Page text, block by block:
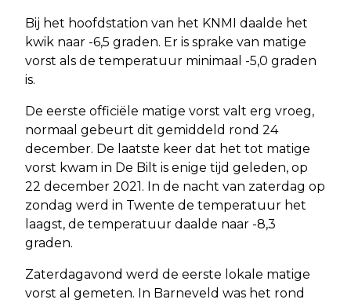
Bij het hoofdstation van het KNMI daalde het
kwik naar -6,5 graden. Er is sprake van matige
vorst als de temperatuur minimaal -5,0 graden
is.
De eerste officiële matige vorst valt erg vroeg,
normaal gebeurt dit gemiddeld rond 24
december. De laatste keer dat het tot matige
vorst kwam in De Bilt is enige tijd geleden, op
22 december 2021. In de nacht van zaterdag op
zondag werd in Twente de temperatuur het
laagst, de temperatuur daalde naar -8,3
graden.
Zaterdagavond werd de eerste lokale matige
vorst al gemeten. In Barneveld was het rond